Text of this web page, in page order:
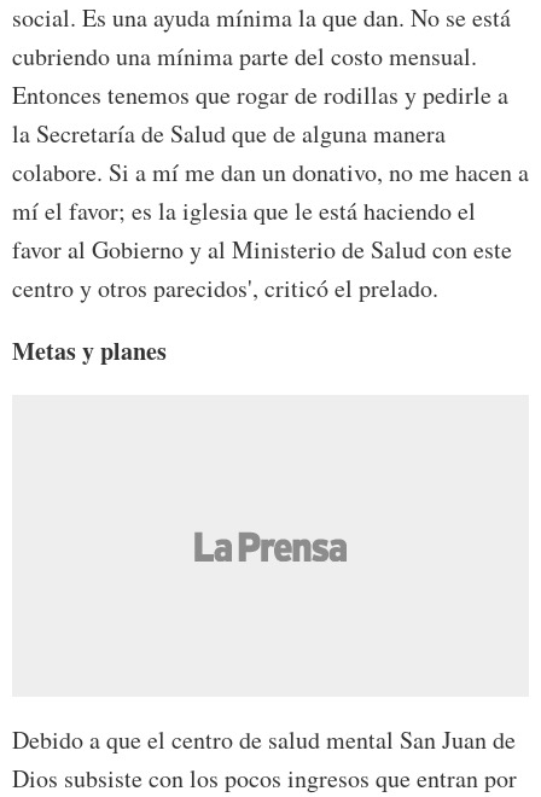
social. Es una ayuda mínima la que dan. No se está
cubriendo una mínima parte del costo mensual.
Entonces tenemos que rogar de rodillas y pedirle a
la Secretaría de Salud que de alguna manera
colabore. Si a mí me dan un donativo, no me hacen a
mí el favor; es la iglesia que le está haciendo el
favor al Gobierno y al Ministerio de Salud con este
centro y otros parecidos', criticó el prelado.
Metas y planes
Debido a que el centro de salud mental San Juan de
Dios subsiste con los pocos ingresos que entran por